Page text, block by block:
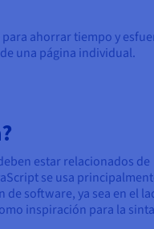
ahorrar tiempo y
una página individual.
estar relacionados de
se usa
software, ya sea en el
inspiración para la